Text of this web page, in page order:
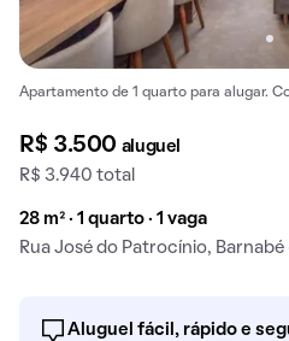
Apartamento de 1 quarto para alugar.
R$ 3.500 aluguel
R$ 3.940 total
28 m² · 1 quarto · 1 vaga
Rua José do Patrocínio, Barnabé
Aluguel fácil, rápido e